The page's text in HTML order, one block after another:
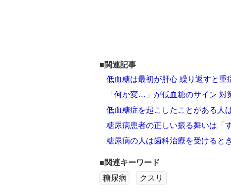
■関連記事
低血糖は最初が肝心 繰り返すと重
「何か変…」が低血糖のサイン
低血糖症を起こしたことがある人
糖尿病患者の正しい振る舞いは「
糖尿病の人は歯科治療を受けると
■関連キーワード
糖尿病
クスリ